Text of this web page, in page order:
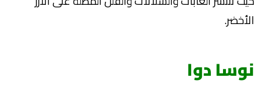
الأخضر.
نوسا دوا